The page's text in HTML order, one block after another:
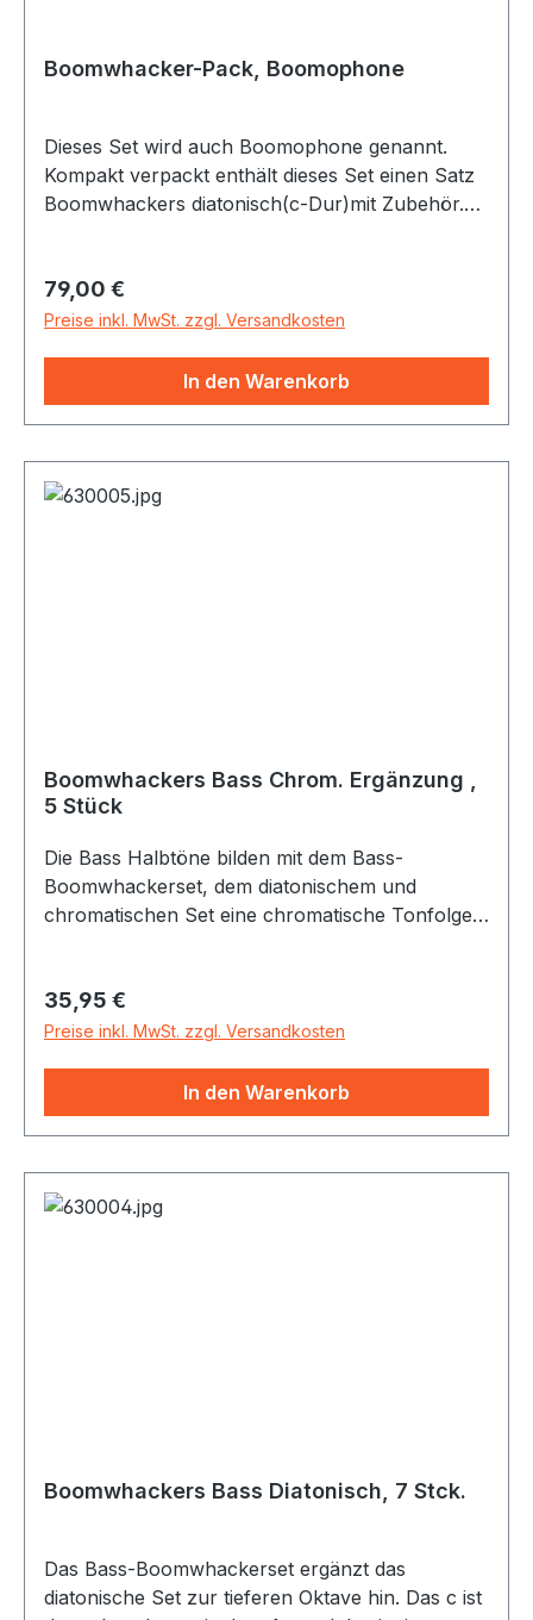
Boomwhacker-Pack, Boomophone
Dieses Set wird auch Boomophone genannt.
Kompakt verpackt enthält dieses Set einen Satz
Boomwhackers diatonisch(c-Dur)mit Zubehör.
einzelnen Boomwhackers in Reihenfolge
gesteckt werden und so auch als Xylofon
Regulärer Preis:
79,00 €
Preise inkl. MwSt. zzgl. Versandkosten
In den Warenkorb
Boomwhackers Bass Chrom. Ergänzung ,
5 Stück
Die Bass Halbtöne bilden mit dem Bass-
Boomwhackerset, dem diatonischem und
chromatischen Set eine chromatische Tonfolge
(ähnlich wie das Spiel auf den schwarzen Tasten
beim Klavier)
Regulärer Preis:
35,95 €
Preise inkl. MwSt. zzgl. Versandkosten
In den Warenkorb
Boomwhackers Bass Diatonisch, 7 Stck.
Das Bass-Boomwhackerset ergänzt das
diatonische Set zur tieferen Oktave hin. Das c ist